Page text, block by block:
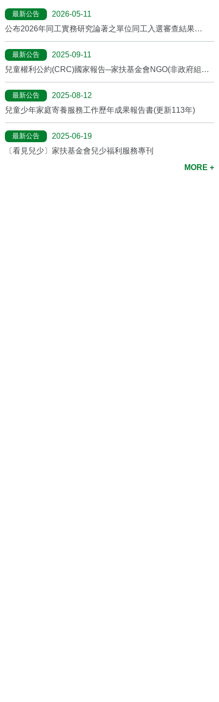
最新公告
2026-05-11
公布2026年同工實務研究論著之單位同工入選審查結果
最新公告
2025-09-11
兒童權利公約(CRC)國家報告─家扶基金會NGO(非政府組織)
最新公告
2025-08-12
兒童少年家庭寄養服務工作歷年成果報告書(更新113年)
最新公告
2025-06-19
〔看見兒少〕家扶基金會兒少福利服務專刊
MORE +